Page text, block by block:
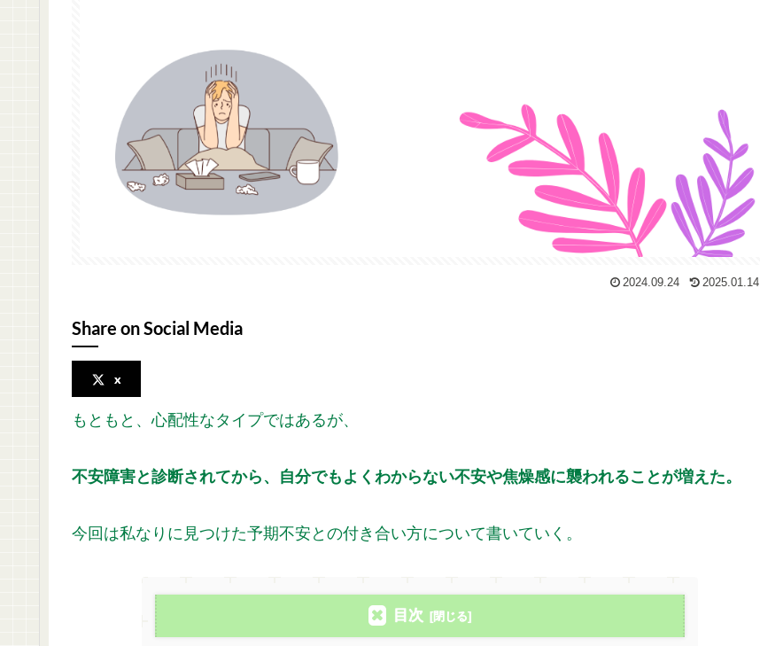
2024.09.24 2025.01.14
Share on Social Media
x
もともと、心配性なタイプではあるが、
不安障害と診断されてから、自分でもよくわからない不安や焦燥感に襲われることが増えた。
今回は私なりに見つけた予期不安との付き合い方について書いていく。
目次